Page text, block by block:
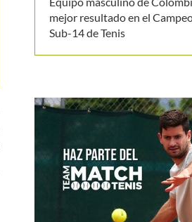
mejor resultado en el
Sub-14 de Tenis